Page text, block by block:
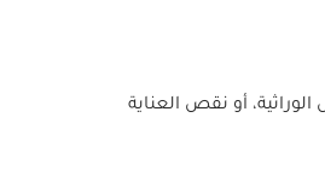
أو نقص العناية